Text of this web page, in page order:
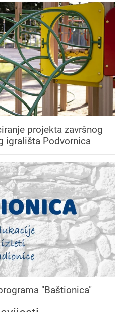
projekta završnog
igrališta Podvornica
"Baštionica"